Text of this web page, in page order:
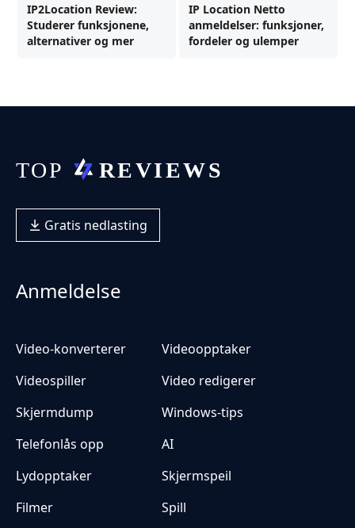
IP2Location Review:
Studerer funksjonene,
alternativer og mer
IP Location Netto
anmeldelser: funksjoner,
fordeler og ulemper
Gratis nedlasting
Anmeldelse
Video-konverterer
Videoopptaker
Videospiller
Video redigerer
Skjermdump
Windows-tips
Telefonlås opp
AI
Lydopptaker
Skjermspeil
Filmer
Spill